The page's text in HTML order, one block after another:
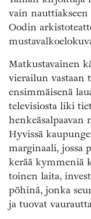
vain nauttiakseen
Oodin
Matkustavainen
vierailun vastaan
ensimmäisenä
televisiosta liki
henkeäsalpaavan
Hyvissä
marginaali, jossa
kerää kymmeniä
toinen laita,
pöhinä, jonka
ja tuovat